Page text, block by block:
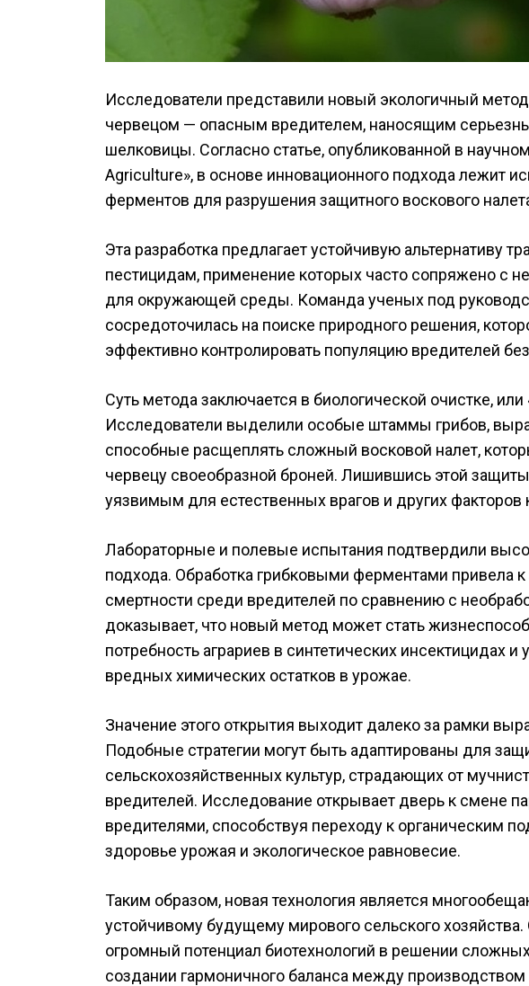
Исследователи представили новый экологичный
червецом — опасным вредителем, наносящим
шелковицы. Согласно статье, опубликованной в
Agriculture», в основе инновационного подхода лежит
ферментов для разрушения защитного воскового
Эта разработка предлагает устойчивую альтернативу
пестицидам, применение которых часто сопряжено с
для окружающей среды. Команда ученых под
сосредоточилась на поиске природного решения,
эффективно контролировать популяцию вредителей
Суть метода заключается в биологической очистке, или
Исследователи выделили особые штаммы грибов,
способные расщеплять сложный восковой налет,
червецу своеобразной броней. Лишившись этой
уязвимым для естественных врагов и других факторов
Лабораторные и полевые испытания подтвердили
подхода. Обработка грибковыми ферментами привела к
смертности среди вредителей по сравнению с
доказывает, что новый метод может стать
потребность аграриев в синтетических инсектицидах
вредных химических остатков в урожае.
Значение этого открытия выходит далеко за рамки
Подобные стратегии могут быть адаптированы для
сельскохозяйственных культур, страдающих от
вредителей. Исследование открывает дверь к смене
вредителями, способствуя переходу к органическим
здоровье урожая и экологическое равновесие.
Таким образом, новая технология является
устойчивому будущему мирового сельского
огромный потенциал биотехнологий в решении
создании гармоничного баланса между